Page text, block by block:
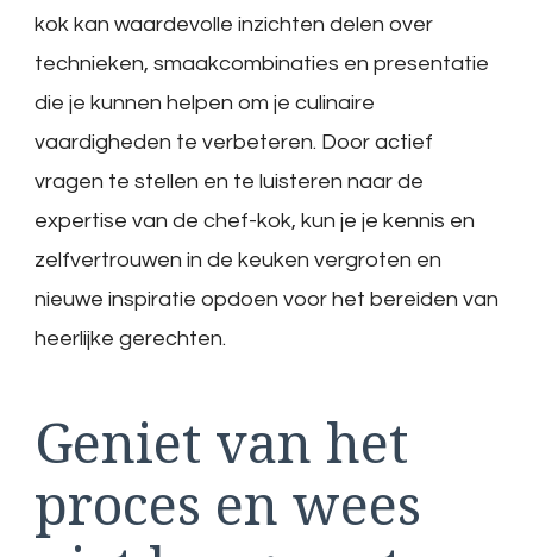
kok kan waardevolle inzichten delen over
technieken, smaakcombinaties en presentatie
die je kunnen helpen om je culinaire
vaardigheden te verbeteren. Door actief
vragen te stellen en te luisteren naar de
expertise van de chef-kok, kun je je kennis en
zelfvertrouwen in de keuken vergroten en
nieuwe inspiratie opdoen voor het bereiden van
heerlijke gerechten.
Geniet van het
proces en wees